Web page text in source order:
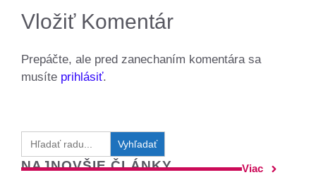
Vložiť Komentár
Prepáčte, ale pred zanechaním komentára sa
musíte prihlásiť.
Search
for:
NAJNOVŠIE ČLÁNKY Viac